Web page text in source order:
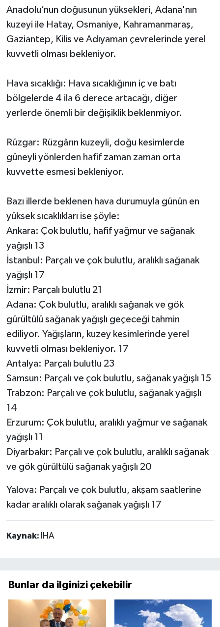
Anadolu’nun doğusunun yüksekleri, Adana'nın
kuzeyi ile Hatay, Osmaniye, Kahramanmaraş,
Gaziantep, Kilis ve Adıyaman çevrelerinde yerel
kuvvetli olması bekleniyor.
Hava sıcaklığı: Hava sıcaklığının iç ve batı
bölgelerde 4 ila 6 derece artacağı, diğer
yerlerde önemli bir değişiklik beklenmiyor.
Rüzgar: Rüzgârın kuzeyli, doğu kesimlerde
güneyli yönlerden hafif zaman zaman orta
kuvvette esmesi bekleniyor.
Bazı illerde beklenen hava durumuyla günün en
yüksek sıcaklıkları ise şöyle:
Ankara: Çok bulutlu, hafif yağmur ve sağanak
yağışlı 13
İstanbul: Parçalı ve çok bulutlu, aralıklı sağanak
yağışlı 17
İzmir: Parçalı bulutlu 21
Adana: Çok bulutlu, aralıklı sağanak ve gök
gürültülü sağanak yağışlı geçeceği tahmin
ediliyor. Yağışların, kuzey kesimlerinde yerel
kuvvetli olması bekleniyor. 17
Antalya: Parçalı bulutlu 23
Samsun: Parçalı ve çok bulutlu, sağanak yağışlı 15
Trabzon: Parçalı ve çok bulutlu, sağanak yağışlı
14
Erzurum: Çok bulutlu, aralıklı yağmur ve sağanak
yağışlı 11
Diyarbakır: Parçalı ve çok bulutlu, aralıklı sağanak
ve gök gürültülü sağanak yağışlı 20
Yalova: Parçalı ve çok bulutlu, akşam saatlerine
kadar aralıklı olarak sağanak yağışlı 17
Kaynak: İHA
Bunlar da ilginizi çekebilir